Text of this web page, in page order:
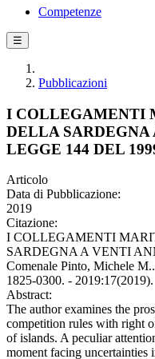
Competenze
☰
Pubblicazioni
I COLLEGAMENTI
DELLA
LEGGE 144 DEL
Articolo
Data di Pubblicazione:
2019
Citazione:
I COLLEGAMENTI
SARDEGNA A VENTI
Comenale Pinto, Michele
1825-0300. - 2019:17(2019).
Abstract:
The author examines the
competition rules with right
of islands. A peculiar
moment facing uncertainties